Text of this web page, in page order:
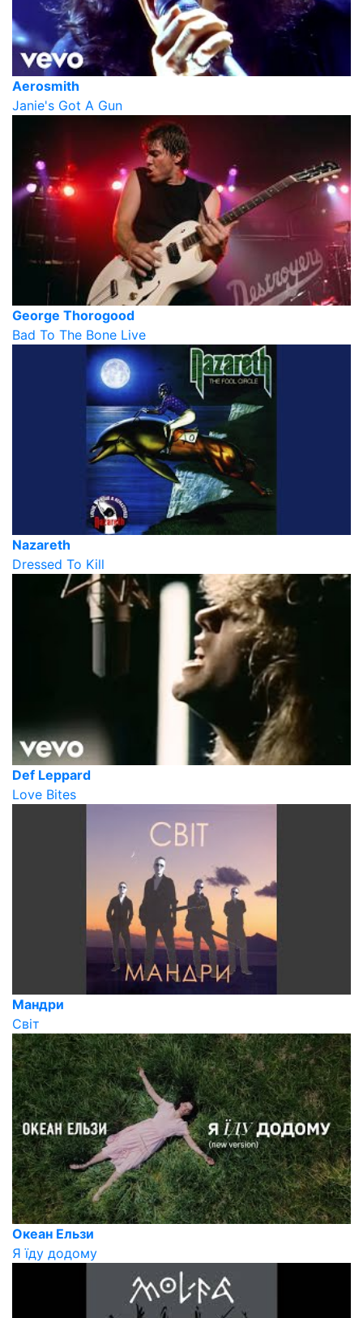
Aerosmith
Janie's Got A Gun
George Thorogood
Bad To The Bone Live
Nazareth
Dressed To Kill
Def Leppard
Love Bites
Мандри
Світ
Океан Ельзи
Я їду додому